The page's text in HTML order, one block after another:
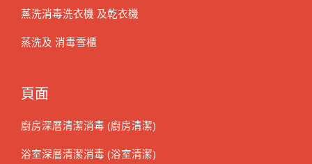
蒸洗消毒洗衣機 及乾衣機
蒸洗及 消毒雪櫃
頁面
廚房深層清潔消毒 (廚房清潔)
浴室深層清潔消毒 (浴室清潔)